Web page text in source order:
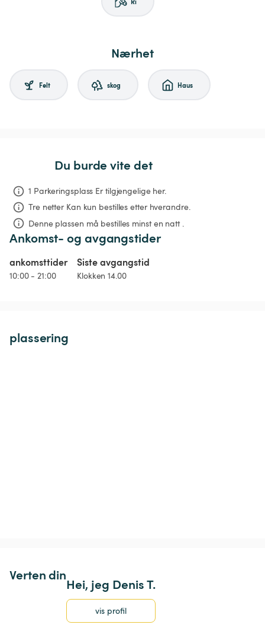
Nærhet
Felt skog Haus
Du burde vite det
1 Parkeringsplass Er tilgjengelige her.
Tre netter Kan kun bestilles etter hverandre.
Denne plassen må bestilles minst en natt .
Ankomst- og avgangstider
ankomsttider
10:00 - 21:00
Siste avgangstid
Klokken 14.00
plassering
Verten din
Hei, jeg Denis T.
vis profil